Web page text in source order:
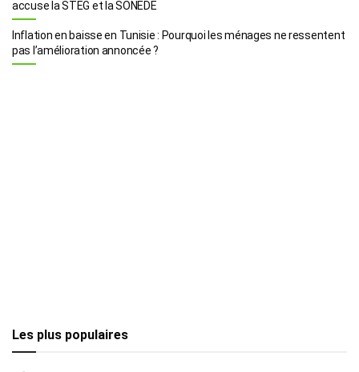
accuse la STEG et la SONEDE
Inflation en baisse en Tunisie : Pourquoi les ménages ne ressentent
pas l’amélioration annoncée ?
Les plus populaires